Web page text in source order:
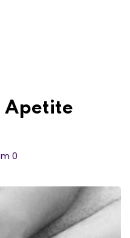
Apetite
0